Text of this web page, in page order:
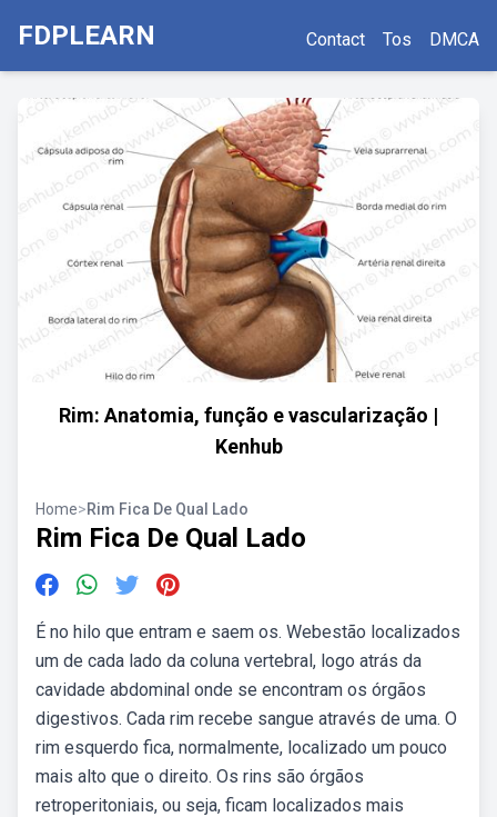
FDPLEARN Contact Tos DMCA
Rim: Anatomia, função e vascularização |
Kenhub
Home>Rim Fica De Qual Lado
Rim Fica De Qual Lado
É no hilo que entram e saem os. Webestão localizados
um de cada lado da coluna vertebral, logo atrás da
cavidade abdominal onde se encontram os órgãos
digestivos. Cada rim recebe sangue através de uma. O
rim esquerdo fica, normalmente, localizado um pouco
mais alto que o direito. Os rins são órgãos
retroperitoniais, ou seja, ficam localizados mais